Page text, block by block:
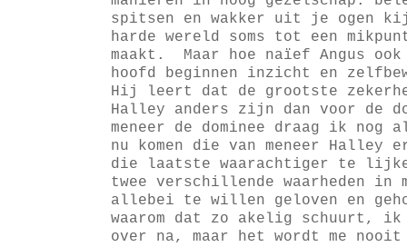
spitsen en wakker uit je ogen
harde wereld soms tot een
maakt. Maar hoe naïef Angus
hoofd beginnen inzicht en
Hij leert dat de grootste
Halley anders zijn dan voor de
meneer de dominee draag ik nog
nu komen die van meneer Halley
die laatste waarachtiger te
twee verschillende waarheden in
allebei te willen geloven en
waarom dat zo akelig schuurt, ik
over na, maar het wordt me